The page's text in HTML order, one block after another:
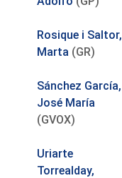
Rosique i Saltor,
Marta (GR)
Sánchez García,
José María
(GVOX)
Uriarte
Torrealday,